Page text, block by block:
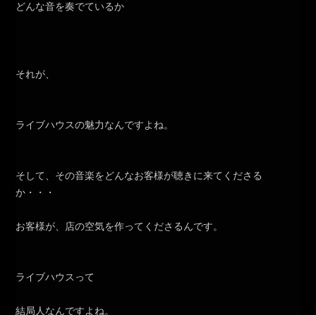
どんな音を奏でているか
それが、
ライブハウスの魅力なんですよね。
そして、その音楽をどんなお客様が聴きに来てくださる
か・・・
お客様が、店の空気を作ってくださるんです。
ライブハウスって
結局人なんですよね。